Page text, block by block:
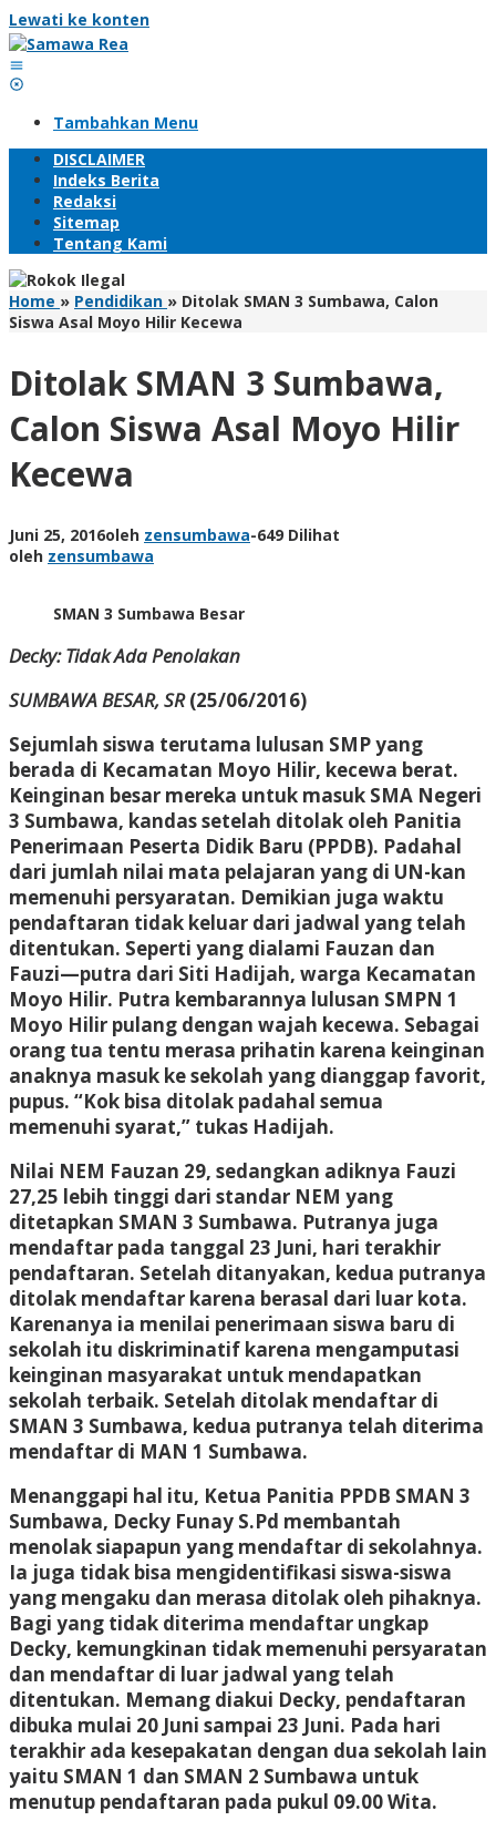
Lewati ke konten
Tambahkan Menu
DISCLAIMER
Indeks Berita
Redaksi
Sitemap
Tentang Kami
Home » Pendidikan » Ditolak SMAN 3 Sumbawa, Calon
Siswa Asal Moyo Hilir Kecewa
Ditolak SMAN 3 Sumbawa,
Calon Siswa Asal Moyo Hilir
Kecewa
Juni 25, 2016oleh zensumbawa-649 Dilihat
oleh zensumbawa
SMAN 3 Sumbawa Besar
Decky: Tidak Ada Penolakan
SUMBAWA BESAR, SR (25/06/2016)
Sejumlah siswa terutama lulusan SMP yang
berada di Kecamatan Moyo Hilir, kecewa berat.
Keinginan besar mereka untuk masuk SMA Negeri
3 Sumbawa, kandas setelah ditolak oleh Panitia
Penerimaan Peserta Didik Baru (PPDB). Padahal
dari jumlah nilai mata pelajaran yang di UN-kan
memenuhi persyaratan. Demikian juga waktu
pendaftaran tidak keluar dari jadwal yang telah
ditentukan. Seperti yang dialami Fauzan dan
Fauzi—putra dari Siti Hadijah, warga Kecamatan
Moyo Hilir. Putra kembarannya lulusan SMPN 1
Moyo Hilir pulang dengan wajah kecewa. Sebagai
orang tua tentu merasa prihatin karena keinginan
anaknya masuk ke sekolah yang dianggap favorit,
pupus. “Kok bisa ditolak padahal semua
memenuhi syarat,” tukas Hadijah.
Nilai NEM Fauzan 29, sedangkan adiknya Fauzi
27,25 lebih tinggi dari standar NEM yang
ditetapkan SMAN 3 Sumbawa. Putranya juga
mendaftar pada tanggal 23 Juni, hari terakhir
pendaftaran. Setelah ditanyakan, kedua putranya
ditolak mendaftar karena berasal dari luar kota.
Karenanya ia menilai penerimaan siswa baru di
sekolah itu diskriminatif karena mengamputasi
keinginan masyarakat untuk mendapatkan
sekolah terbaik. Setelah ditolak mendaftar di
SMAN 3 Sumbawa, kedua putranya telah diterima
mendaftar di MAN 1 Sumbawa.
Menanggapi hal itu, Ketua Panitia PPDB SMAN 3
Sumbawa, Decky Funay S.Pd membantah
menolak siapapun yang mendaftar di sekolahnya.
Ia juga tidak bisa mengidentifikasi siswa-siswa
yang mengaku dan merasa ditolak oleh pihaknya.
Bagi yang tidak diterima mendaftar ungkap
Decky, kemungkinan tidak memenuhi persyaratan
dan mendaftar di luar jadwal yang telah
ditentukan. Memang diakui Decky, pendaftaran
dibuka mulai 20 Juni sampai 23 Juni. Pada hari
terakhir ada kesepakatan dengan dua sekolah lain
yaitu SMAN 1 dan SMAN 2 Sumbawa untuk
menutup pendaftaran pada pukul 09.00 Wita.